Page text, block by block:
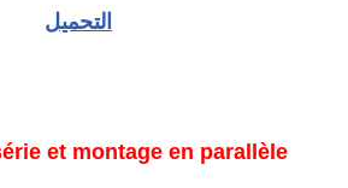
التحميل
Montage en série et montage en parallèle